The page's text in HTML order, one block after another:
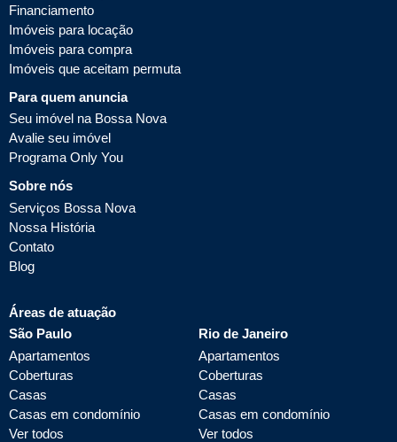
Financiamento
Imóveis para locação
Imóveis para compra
Imóveis que aceitam permuta
Para quem anuncia
Seu imóvel na Bossa Nova
Avalie seu imóvel
Programa Only You
Sobre nós
Serviços Bossa Nova
Nossa História
Contato
Blog
Áreas de atuação
São Paulo
Apartamentos
Coberturas
Casas
Casas em condomínio
Ver todos
Rio de Janeiro
Apartamentos
Coberturas
Casas
Casas em condomínio
Ver todos